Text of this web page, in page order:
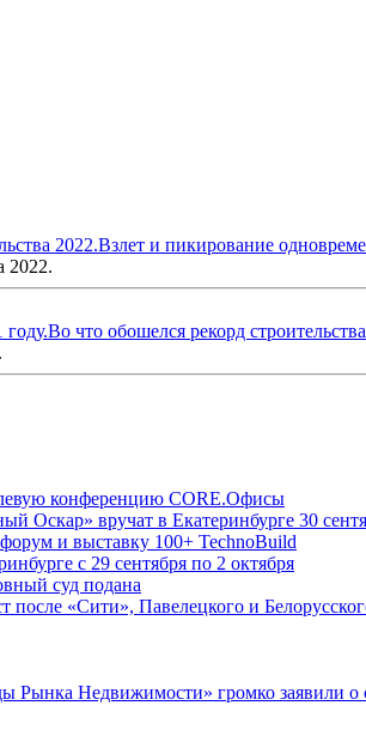
Взлет и пикирование
2022.
Во что обошелся рекорд
конференцию CORE.Офисы
Оскар» вручат в Екатеринбурге 30
и выставку 100+ TechnoBuild
с 29 сентября по 2 октября
суд подана
«Сити», Павелецкого и
Рынка Недвижимости» громко заявили о